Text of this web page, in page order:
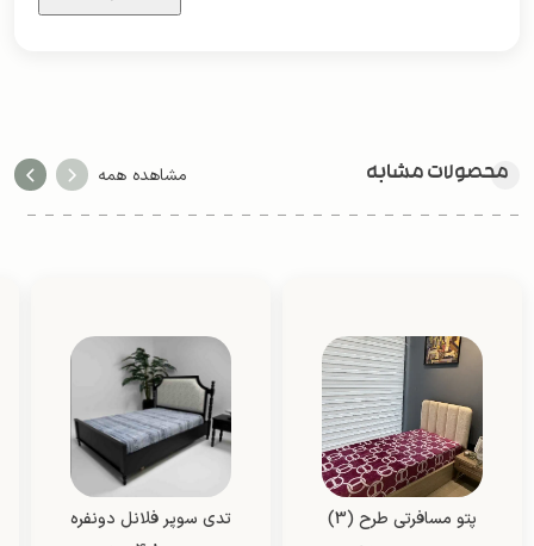
محصولات مشابه مشاهده همه
پتو مسافرتی طرح (3)
تدی سوپر فلانل دونفره